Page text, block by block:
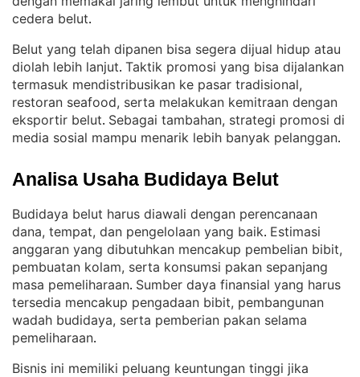
cedera belut.
Belut yang telah dipanen bisa segera dijual hidup atau
diolah lebih lanjut. Taktik promosi yang bisa dijalankan
termasuk mendistribusikan ke pasar tradisional,
restoran seafood, serta melakukan kemitraan dengan
eksportir belut. Sebagai tambahan, strategi promosi di
media sosial mampu menarik lebih banyak pelanggan.
Analisa Usaha Budidaya Belut
Budidaya belut harus diawali dengan perencanaan
dana, tempat, dan pengelolaan yang baik. Estimasi
anggaran yang dibutuhkan mencakup pembelian bibit,
pembuatan kolam, serta konsumsi pakan sepanjang
masa pemeliharaan. Sumber daya finansial yang harus
tersedia mencakup pengadaan bibit, pembangunan
wadah budidaya, serta pemberian pakan selama
pemeliharaan.
Bisnis ini memiliki peluang keuntungan tinggi jika